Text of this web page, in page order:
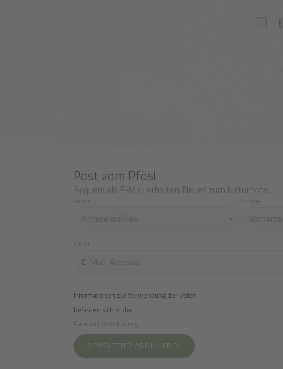
Post vom Pfösl
Bequem als E-Mail erhalten: Neues zum Naturhotel.
Anrede
E-Mail
Informationen zur Verwendung der Daten
befinden sich in der
Datenschutzerklärung.
NEWSLETTER ABONNIEREN